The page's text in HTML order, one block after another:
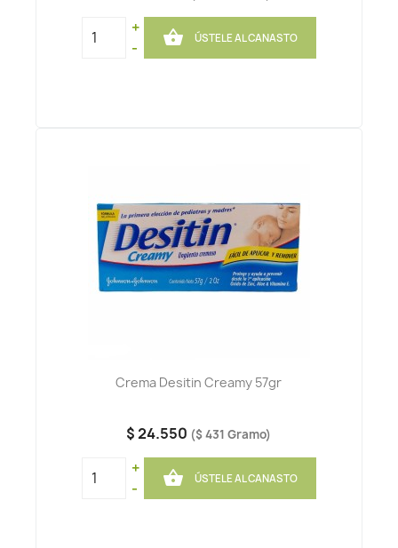
+
-
 ÚSTELE AL CANASTO
Crema Desitin Creamy 57gr
$ 24.550 ($ 431 Gramo)
+
-
 ÚSTELE AL CANASTO